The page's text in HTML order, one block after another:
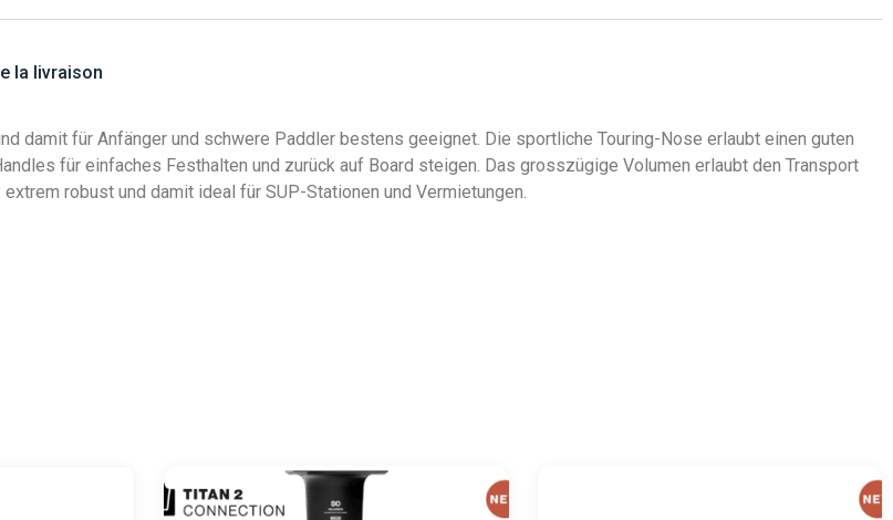
la livraison
damit für Anfänger und schwere Paddler bestens geeignet. Die sportliche Touring-Nose erlaubt einen guten
für einfaches Festhalten und zurück auf Board steigen. Das grosszügige Volumen erlaubt den Transport
robust und damit ideal für SUP-Stationen und Vermietungen.